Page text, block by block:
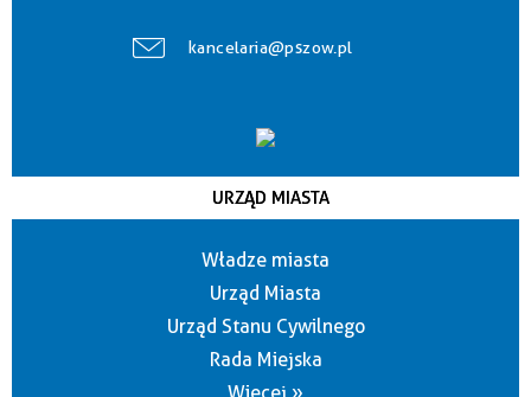
kancelaria@pszow.pl
URZĄD MIASTA
Władze miasta
Urząd Miasta
Urząd Stanu Cywilnego
Rada Miejska